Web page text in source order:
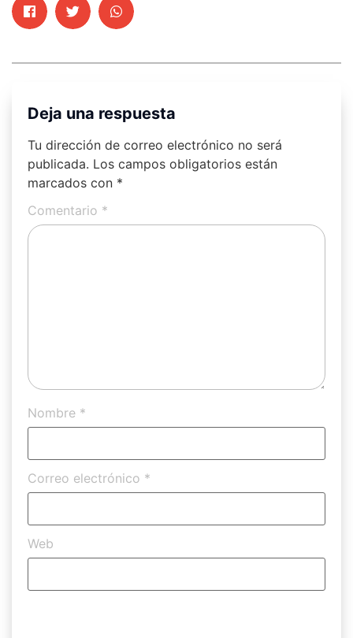
Deja una respuesta
Tu dirección de correo electrónico no será
publicada. Los campos obligatorios están
marcados con *
Comentario *
Nombre *
Correo electrónico *
Web